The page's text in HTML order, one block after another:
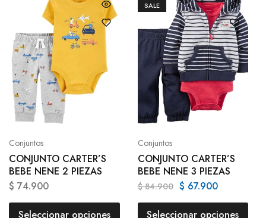
Conjuntos
CONJUNTO CARTER’S
BEBE NENE 2 PIEZAS
$ 74.900
Seleccionar opciones
SALE
Conjuntos
CONJUNTO CARTER’S
BEBE NENE 3 PIEZAS
$84.900 $ 67.900
Seleccionar opciones